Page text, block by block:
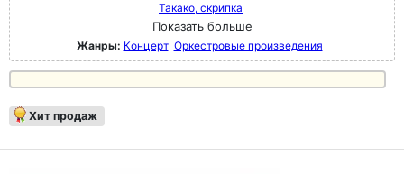
Такако, скрипка
Показать больше
Жанры: Концерт Оркестровые произведения
Хит продаж